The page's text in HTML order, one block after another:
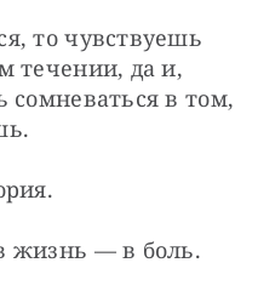
то чувствуешь
течении, да и,
сомневаться в том,
жизнь — в боль.